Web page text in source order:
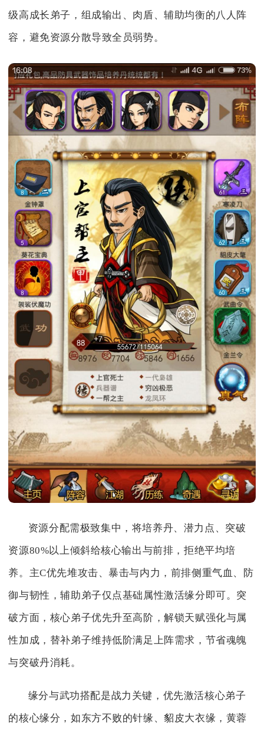
级高成长弟子，组成输出、肉盾、辅助均衡的八人阵
容，避免资源分散导致全员弱势。
资源分配需极致集中，将培养丹、潜力点、突破
资源80%以上倾斜给核心输出与前排，拒绝平均培
养。主C优先堆攻击、暴击与内力，前排侧重气血、防
御与韧性，辅助弟子仅点基础属性激活缘分即可。突
破方面，核心弟子优先升至高阶，解锁天赋强化与属
性加成，替补弟子维持低阶满足上阵需求，节省魂魄
与突破丹消耗。
缘分与武功搭配是战力关键，优先激活核心弟子
的核心缘分，如东方不败的针缘、貂皮大衣缘，黄蓉